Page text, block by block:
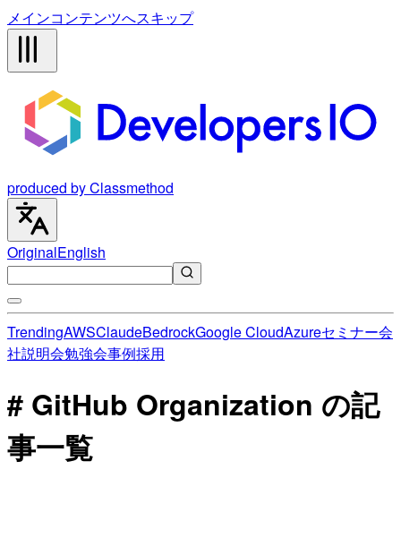
メインコンテンツへスキップ
produced by Classmethod
OriginalEnglish
TrendingAWSClaudeBedrockGoogle CloudAzureセミナー会
社説明会勉強会事例採用
# GitHub Organization の記
事一覧